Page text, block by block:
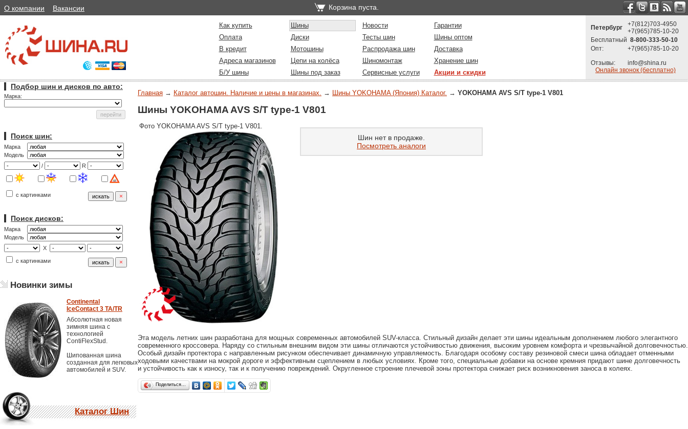
О компании Вакансии Корзина пуста.
Как купить Шины Новости
Гарантии
Оплата
Диски Тесты шин
Шины оптом
В кредит
Мотошины Распродажа шин
Доставка
Адреса магазинов
Цепи на колёса Шиномонтаж
Хранение шин
Б/У шины
Шины под заказ Сервисные услуги Акции и скидки
Петербург
+7(812)703-4950
+7(965)785-10-20
Бесплатный 8-800-333-50-10
Опт:
+7(965)785-10-20
Отзывы:
info@shina.ru
Онлайн звонок (бесплатно)
Подбор шин и дисков по авто:
Марка:
Поиск шин:
Марка
Модель
/
R
с картинками
Поиск дисков:
Марка
Модель
X
с картинками
Новинки зимы
Continental
IceContact 3 TA/TR
Абсолютная новая
зимняя шина с
технологией
ContiFlexStud.
Шипованная шина
созданная для легковых
автомобилей и SUV.
Каталог Шин
Главная → Каталог автошин. Наличие и цены в магазинах. → Шины YOKOHAMA (Япония) Каталог. → YOKOHAMA AVS S/T type-1 V801
Шины YOKOHAMA AVS S/T type-1 V801
Фото YOKOHAMA AVS S/T type-1 V801.
Шин нет в продаже.
Посмотреть аналоги
Эта модель летних шин разработана для мощных современных автомобилей SUV-класса. Стильный дизайн делает эти шины идеальным дополнением любого элегантного
современного кроссовера. Наряду со стильным внешним видом эти шины отличаются устойчивостью движения, высоким уровнем комфорта и чрезвычайной долговечностью.
Особый дизайн протектора с направленным рисунком обеспечивает динамичную управляемость. Благодаря особому составу резиновой смеси шина обладает отменными
ходовыми качествами на мокрой дороге и эффективным сцеплением в любых условиях. Кроме того, специальные добавки на основе кремния придают шине долговечность
и устойчивость как к износу, так и к получению повреждений. Округленное строение плечевой зоны протектора снижает риск возникновения заноса в колеях.
Поделиться…